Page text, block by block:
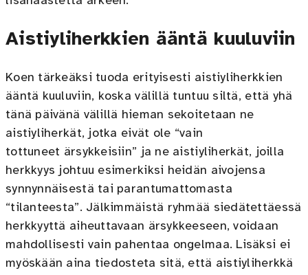
Aistiyliherkkien ääntä kuuluviin
Koen tärkeäksi tuoda erityisesti aistiyliherkkien
ääntä kuuluviin, koska välillä tuntuu siltä, että yhä
tänä päivänä välillä hieman sekoitetaan ne
aistiyliherkät, jotka eivät ole “vain
tottuneet ärsykkeisiin” ja ne aistiyliherkät, joilla
herkkyys johtuu esimerkiksi heidän aivojensa
synnynnäisestä tai parantumattomasta
“tilanteesta”. Jälkimmäistä ryhmää siedätettäessä
herkkyyttä aiheuttavaan ärsykkeeseen, voidaan
mahdollisesti vain pahentaa ongelmaa. Lisäksi ei
myöskään aina tiedosteta sitä, että aistiyliherkkä